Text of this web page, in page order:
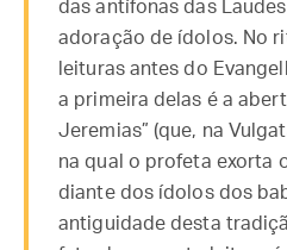
das antífonas das
adoração de ídolos. No
leituras antes do
a primeira delas é a
Jeremias” (que, na
na qual o profeta exorta
diante dos ídolos dos
antiguidade desta